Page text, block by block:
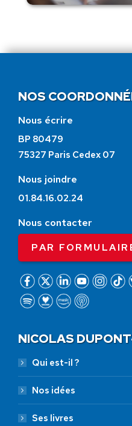
NOS
Nous écrire
BP 80479
75327 Paris Cedex 07
Nous joindre
01.84.16.02.24
Nous contacter
PAR
NICOLAS
Qui est-il ?
Nos idées
Ses livres